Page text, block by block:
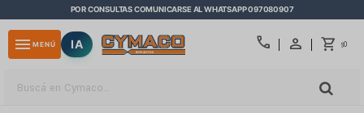
POR CONSULTAS COMUNICARSE AL WHATSAPP 097080907
call $0
menu MENÚ IA
close